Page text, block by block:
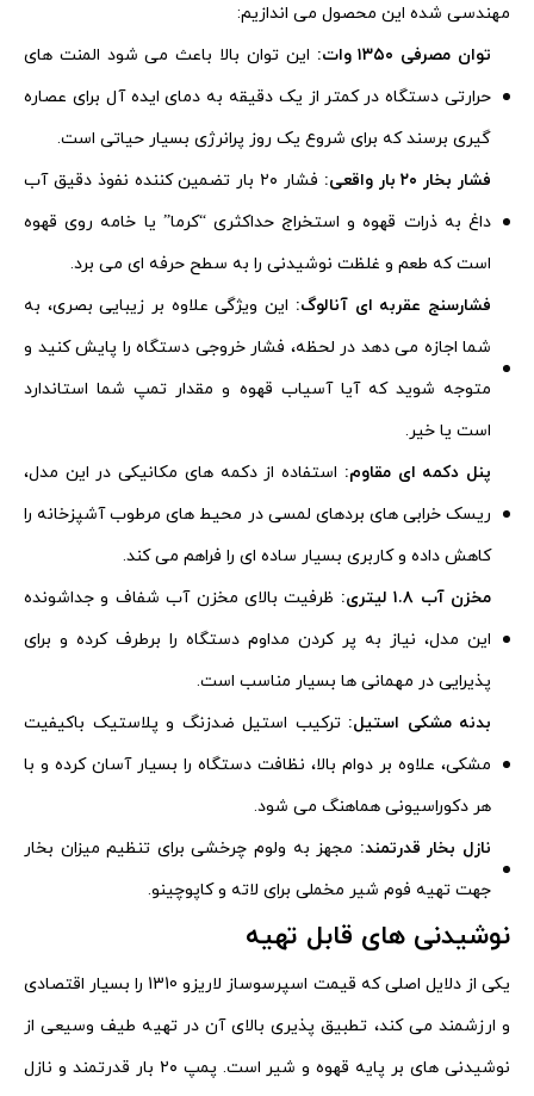
مهندسی شده این محصول می اندازیم:
توان مصرفی ۱۳۵۰ وات:
این توان بالا باعث می شود المنت های
حرارتی دستگاه در کمتر از یک دقیقه به دمای ایده آل برای عصاره
گیری برسند که برای شروع یک روز پرانرژی بسیار حیاتی است.
فشار بخار ۲۰ بار واقعی:
فشار ۲۰ بار تضمین کننده نفوذ دقیق آب
داغ به ذرات قهوه و استخراج حداکثری “کرما” یا خامه روی قهوه
است که طعم و غلظت نوشیدنی را به سطح حرفه ای می برد.
فشارسنج عقربه ای آنالوگ: این ویژگی علاوه بر زیبایی بصری، به
شما اجازه می دهد در لحظه، فشار خروجی دستگاه را پایش کنید و
متوجه شوید که آیا آسیاب قهوه و مقدار تمپ شما استاندارد
است یا خیر.
پنل دکمه ای مقاوم: استفاده از دکمه های مکانیکی در این مدل،
ریسک خرابی های بردهای لمسی در محیط های مرطوب آشپزخانه را
کاهش داده و کاربری بسیار ساده ای را فراهم می کند.
مخزن آب ۱.۸ لیتری:
ظرفیت بالای مخزن آب شفاف و جداشونده
این مدل، نیاز به پر کردن مداوم دستگاه را برطرف کرده و برای
پذیرایی در مهمانی ها بسیار مناسب است.
بدنه مشکی استیل: ترکیب استیل ضدزنگ و پلاستیک باکیفیت
مشکی، علاوه بر دوام بالا، نظافت دستگاه را بسیار آسان کرده و با
هر دکوراسیونی هماهنگ می شود.
نازل بخار قدرتمند: مجهز به ولوم چرخشی برای تنظیم میزان بخار
جهت تهیه فوم شیر مخملی برای لاته و کاپوچینو.
نوشیدنی های قابل تهیه
یکی از دلایل اصلی که قیمت اسپرسوساز لاریزو 1310 را بسیار اقتصادی
و ارزشمند می کند، تطبیق پذیری بالای آن در تهیه طیف وسیعی از
نوشیدنی های بر پایه قهوه و شیر است. پمپ ۲۰ بار قدرتمند و نازل